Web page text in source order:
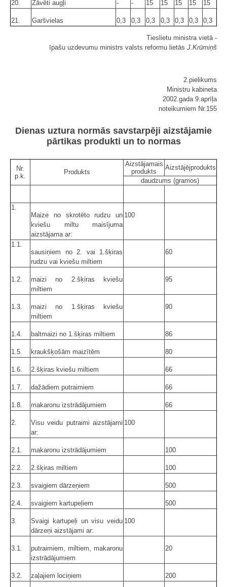
20. Žāvēti augļi - - 15 15 15 15 15
21. Garšvielas 0,3 0,3 0,3 0,3 0,3 0,3 0,3
Tieslietu ministra vietā -
īpašu uzdevumu ministrs valsts reformu lietās J.Krūmiņš
2.pielikums
Ministru kabineta
2002.gada 9.aprīļa
noteikumiem Nr.155
Dienas uztura normās savstarpēji aizstājamie
pārtikas produkti un to normas
Nr.
p.k.
Produkts
Aizstājamais
produkts
Aizstājējprodukts
daudzums (gramos)
1.
Maize no skrotēto rudzu un
kviešu miltu maisījuma
aizstājama ar:
100
1.1.
sausiņiem no 2. vai 1.šķiras
rudzu vai kviešu miltiem
60
1.2.
maizi no 2.šķiras kviešu
miltiem
95
1.3.
maizi no 1.šķiras kviešu
miltiem
90
1.4. baltmaizi no 1.šķiras miltiem 86
1.5. kraukšķošām maizītēm 80
1.6. 2.šķiras kviešu miltiem 66
1.7. dažādiem putraimiem 66
1.8. makaronu izstrādājumiem 66
2.
Visu veidu putraimi aizstājami
ar:
100
2.1. makaronu izstrādājumiem 100
2.2. 2.šķiras miltiem 100
2.3. svaigiem dārzeņiem 500
2.4. svaigiem kartupeļiem 500
3.
Svaigi kartupeļi un visu veidu
dārzeņi aizstājami ar:
100
3.1.
putraimiem, miltiem, makaronu
izstrādājumiem
20
3.2. zaļajiem lociņiem 200